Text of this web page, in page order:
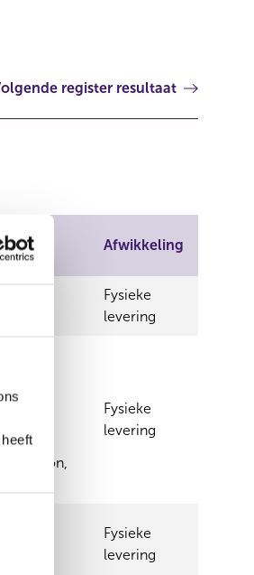
register resultaat
Afwikkeling
Fysieke
levering
UBS
Gestion,
Fysieke
levering
Fysieke
levering